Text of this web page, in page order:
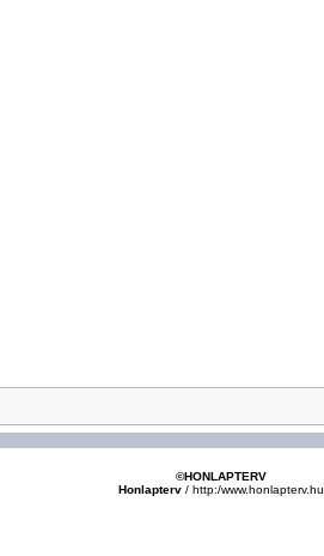
©HONLAPTERV
Honlapterv / http:/www.honlapterv.hu